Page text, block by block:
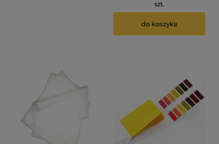
szt.
do koszyka